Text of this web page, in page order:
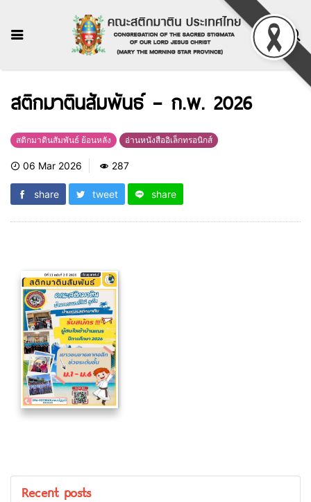
สติกมาตินสัมพันธ์ – ก.พ. 2026
สติกมาตินสัมพันธ์ ย้อนหลัง อ่านหนังสืออิเล็กทรอนิกส์
06 Mar 2026 287
share tweet share
Recent posts